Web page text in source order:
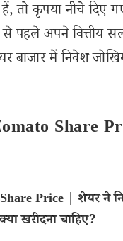
तो कृपया नीचे दिए
पहले अपने वित्तीय
में निवेश जोखिम
Share
Price | शेयर ने
खरीदना चाहिए?